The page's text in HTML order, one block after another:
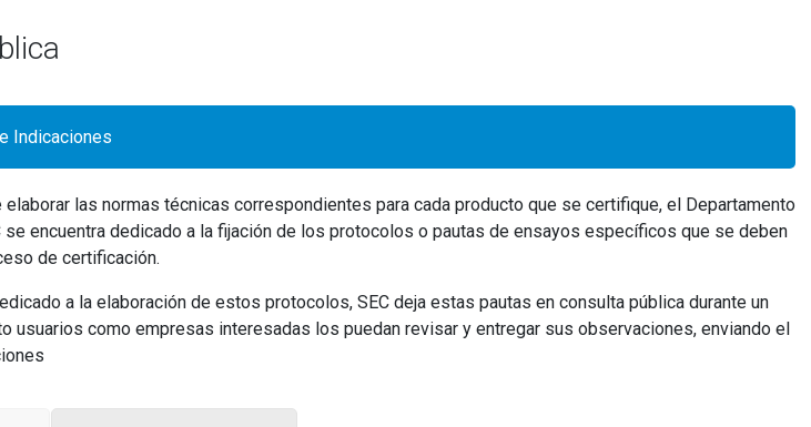
Indicaciones
elaborar las normas técnicas correspondientes para cada producto que se certifique, el Departamento
se encuentra dedicado a la fijación de los protocolos o pautas de ensayos específicos que se deben
de certificación.
a la elaboración de estos protocolos, SEC deja estas pautas en consulta pública durante un
usuarios como empresas interesadas los puedan revisar y entregar sus observaciones, enviando el